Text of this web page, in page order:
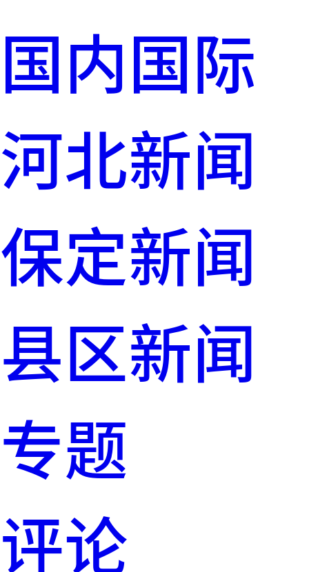
国内国际
河北新闻
保定新闻
县区新闻
专题
评论